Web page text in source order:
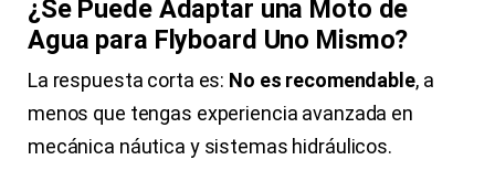
¿Se Puede Adaptar una Moto de
Agua para Flyboard Uno Mismo?
La respuesta corta es: No es recomendable, a
menos que tengas experiencia avanzada en
mecánica náutica y sistemas hidráulicos.